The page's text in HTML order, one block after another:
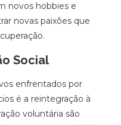
novos hobbies e
novas paixões que
Social
enfrentados por
é a reintegração à
voluntária são